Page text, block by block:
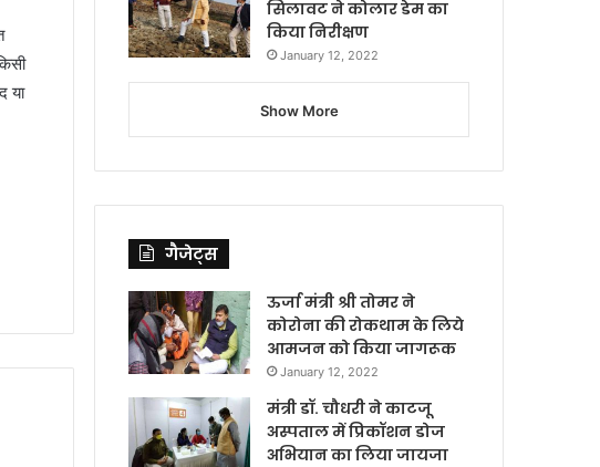
या
सिलावट ने कोलार डेम का
किया निरीक्षण
January 12, 2022
Show More
गैजेट्स
ऊर्जा मंत्री श्री तोमर ने
कोरोना की रोकथाम के लिये
आमजन को किया जागरूक
January 12, 2022
मंत्री डॉ. चौधरी ने काटजू
अस्पताल में प्रिकॉशन डोज
अभियान का लिया जायजा